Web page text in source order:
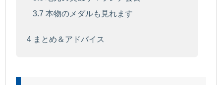
3.7 本物のメダルも見れます
4 まとめ＆アドバイス